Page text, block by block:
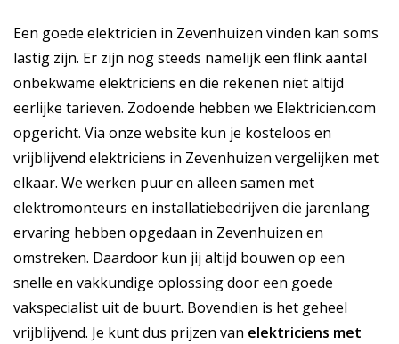
Een goede elektricien in Zevenhuizen vinden kan soms
lastig zijn. Er zijn nog steeds namelijk een flink aantal
onbekwame elektriciens en die rekenen niet altijd
eerlijke tarieven. Zodoende hebben we Elektricien.com
opgericht. Via onze website kun je kosteloos en
vrijblijvend elektriciens in Zevenhuizen vergelijken met
elkaar. We werken puur en alleen samen met
elektromonteurs en installatiebedrijven die jarenlang
ervaring hebben opgedaan in Zevenhuizen en
omstreken. Daardoor kun jij altijd bouwen op een
snelle en vakkundige oplossing door een goede
vakspecialist uit de buurt. Bovendien is het geheel
vrijblijvend. Je kunt dus prijzen van elektriciens met